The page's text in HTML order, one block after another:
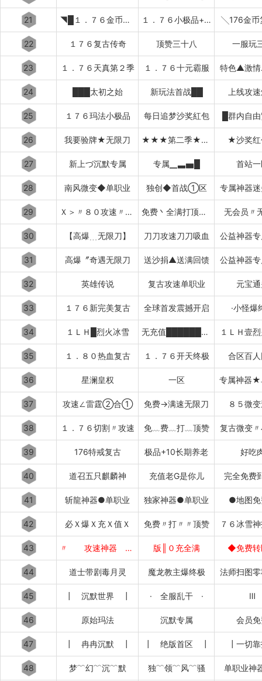
21 ◥█１．７６金币复古 １．７６小极品+５██◤ ╲176金
22 １７６复古传奇 顶赞三十八 一服玩
23 １．７６天真第２季 １．７６十元霸服 特色▲激
24 ███太初之始 新玩法首战██ 上线攻
25 １７６玛法小极品 每日追梦沙奖紅包 █群内自
26 我要验牌★无限刀 ★★★第二季★★★ ★沙奖
27 新上づ沉默专属 专属▁▃▅█ 首站
28 南风微变◆单职业 独创◆首战①区 专属神器
29 Ｘ＞〃８０攻速〃＜Ｘ 免费丶全满打顶赞▂▃▅▇ 无会员〃
30 【高爆﹍无限刀】 刀刀攻速刀刀吸血 公益神器
31 高爆〞奇遇无限刀 送沙捐▲送满回馈 公益神器
32 英雄传说 复古攻速单职业 元宝
33 １７６新完美复古 全球首发震撼开启 ·小怪爆
34 １ＬＨ█烈火冰雪 无充值████████████ １ＬＨ壹
35 １．８０热血复古 １．７６开天终极 合区百
36 星澜皇权 一区 专属神器★
37 攻速∠雷霆②合① 免费→满速无限刀 ８５微
38 １．７６切割〃攻速 免﹏费﹏打﹏顶赞 复古微变
39 176特戒复古 极品+10长期养老 好吃
40 道召五只麒麟神 充值老G是你儿 完全免费
41 斩龍神器●单职业 独家神器●单职业 ●地图
42 必Ｘ爆Ｘ充Ｘ值Ｘ 免费〃打〃〃顶赞 ７６冰雪
43 〃 攻速神器 〃 版║０充全满 ◆免费
44 道士带剧毒月灵 魔龙教主爆终极 法师扫图
45 ┃ 沉默世界 ┃ · 全服乱干 · Ⅲ
46 原始玛法 沉默专属 会员
47 ┃ 冉冉沉默 ┃ ┃ 绝版首区 ┃ ┃一切
48 梦﹌幻﹌沉﹌默 独﹌领﹌风﹌骚 单职业神